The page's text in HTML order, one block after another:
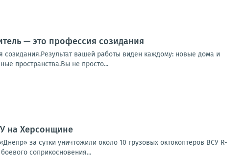
— это профессия созидания
созидания.Результат вашей работы виден каждому: новые дома и
пространства.Вы не просто...
на Херсонщине
за сутки уничтожили около 10 грузовых октокоптеров ВСУ R-
соприкосновения...